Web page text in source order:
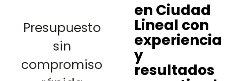
en Ciudad
Lineal con
experiencia
y
resultados
Presupuesto
sin
compromiso